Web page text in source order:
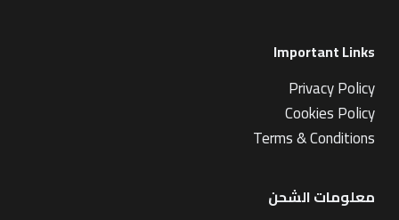
Important Links
Privacy Policy
Cookies Policy
Terms & Conditions
معلومات الشحن